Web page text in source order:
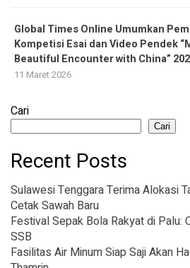
Global Times Online Umumkan
Kompetisi Esai dan Video Pendek
Beautiful Encounter with China”
11 Maret 2026
Cari
Cari
Recent Posts
Sulawesi Tenggara Terima Alokasi
Cetak Sawah Baru
Festival Sepak Bola Rakyat di Palu:
SSB
Fasilitas Air Minum Siap Saji Akan